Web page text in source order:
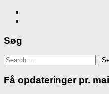
Søg
Search
for:
Få opdateringer pr. mail